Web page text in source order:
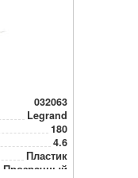
032063
Legrand
180
4.6
Пластик
Прозрачный